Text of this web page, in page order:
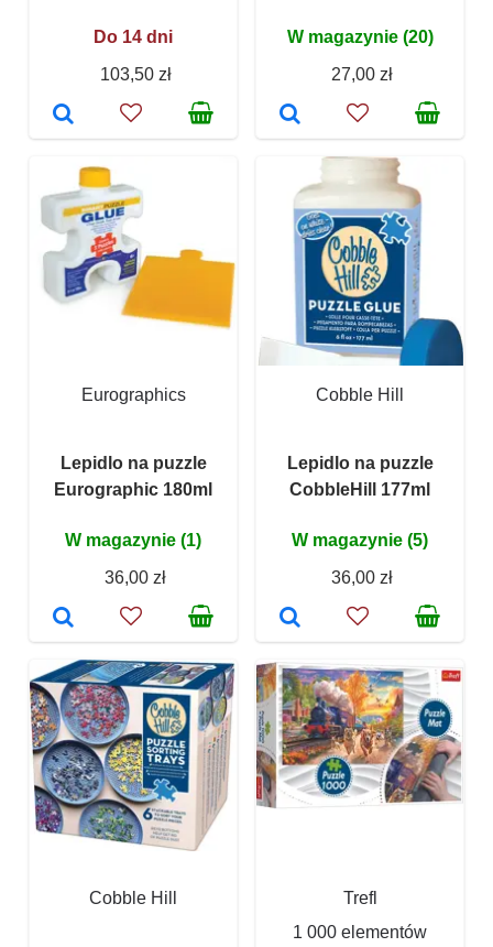
Do 14 dni
103,50 zł
W magazynie (20)
27,00 zł
Eurographics
Lepidlo na puzzle
Eurographic 180ml
W magazynie (1)
36,00 zł
Cobble Hill
Lepidlo na puzzle
CobbleHill 177ml
W magazynie (5)
36,00 zł
Cobble Hill
Trefl
1 000 elementów